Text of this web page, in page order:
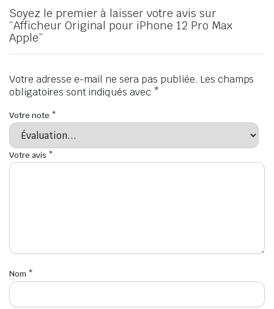
Soyez le premier à laisser votre avis sur
“Afficheur Original pour iPhone 12 Pro Max
Apple”
Votre adresse e-mail ne sera pas publiée. Les champs
obligatoires sont indiqués avec *
Votre note *
Votre avis *
Nom *